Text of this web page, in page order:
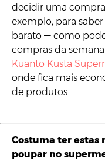
decidir uma
exemplo, para
barato — como
compras da
Kuanto Kusta
onde fica mais
de produtos.
Costuma ter estas
poupar no